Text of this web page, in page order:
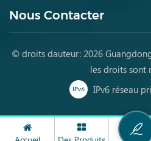
Nous Contacter
© droits dauteur: 2026 Guangdong
les droits sont
IPv6 réseau